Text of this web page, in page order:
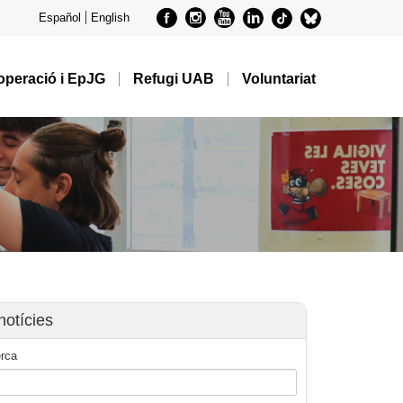
Español English Facebook
Instagram
Youtube
Linkedin
metode-
metode-
i EpJG Refugi UAB Voluntariat